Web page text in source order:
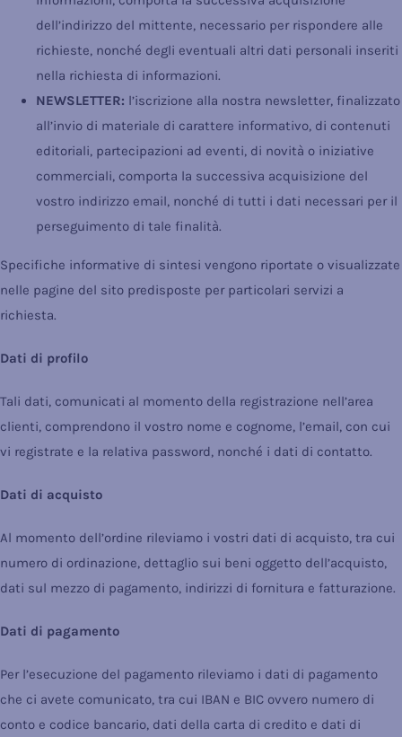
dell’indirizzo del mittente, necessario per rispondere alle
richieste, nonché degli eventuali altri dati personali inseriti
nella richiesta di informazioni.
NEWSLETTER: l’iscrizione alla nostra newsletter, finalizzato
all’invio di materiale di carattere informativo, di contenuti
editoriali, partecipazioni ad eventi, di novità o iniziative
commerciali, comporta la successiva acquisizione del
vostro indirizzo email, nonché di tutti i dati necessari per il
perseguimento di tale finalità.
Specifiche informative di sintesi vengono riportate o visualizzate
nelle pagine del sito predisposte per particolari servizi a
richiesta.
Dati di profilo
Tali dati, comunicati al momento della registrazione nell’area
clienti, comprendono il vostro nome e cognome, l’email, con cui
vi registrate e la relativa password, nonché i dati di contatto.
Dati di acquisto
Al momento dell’ordine rileviamo i vostri dati di acquisto, tra cui
numero di ordinazione, dettaglio sui beni oggetto dell’acquisto,
dati sul mezzo di pagamento, indirizzi di fornitura e fatturazione.
Dati di pagamento
Per l’esecuzione del pagamento rileviamo i dati di pagamento
che ci avete comunicato, tra cui IBAN e BIC ovvero numero di
conto e codice bancario, dati della carta di credito e dati di